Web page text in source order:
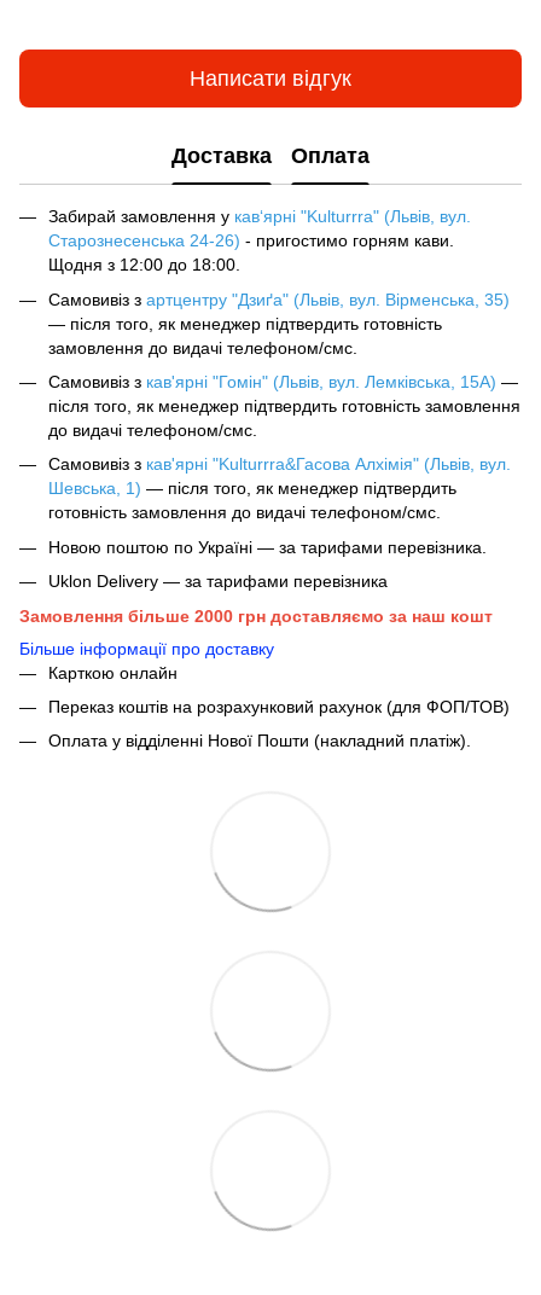
Написати відгук
Доставка Оплата
Забирай замовлення у кав‘ярні "Kulturrra" (Львів, вул.
Старознесенська 24-26) - пригостимо горням кави.
Щодня з 12:00 до 18:00.
Самовивіз з артцентру "Дзиґа" (Львів, вул. Вірменська, 35)
— після того, як менеджер підтвердить готовність
замовлення до видачі телефоном/смс.
Самовивіз з кав'ярні "Гомін" (Львів, вул. Лемківська, 15А) —
після того, як менеджер підтвердить готовність замовлення
до видачі телефоном/смс.
Самовивіз з кав'ярні "Kulturrra&Гасова Алхімія" (Львів, вул.
Шевська, 1) — після того, як менеджер підтвердить
готовність замовлення до видачі телефоном/смс.
Новою поштою по Україні — за тарифами перевізника.
Uklon Delivery — за тарифами перевізника
Замовлення більше 2000 грн доставляємо за наш кошт
Більше інформації про доставку
Карткою онлайн
Переказ коштів на розрахунковий рахунок (для ФОП/ТОВ)
Оплата у відділенні Нової Пошти (накладний платіж).